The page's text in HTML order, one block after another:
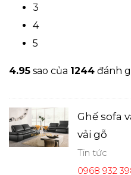
3
4
5
4.95 sao của 1244 đánh
Ghế sofa
vải gỗ
Tin tức
0968 932